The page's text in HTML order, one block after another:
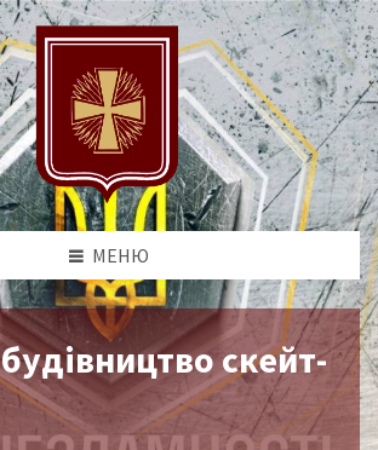
МЕНЮ
скейт-